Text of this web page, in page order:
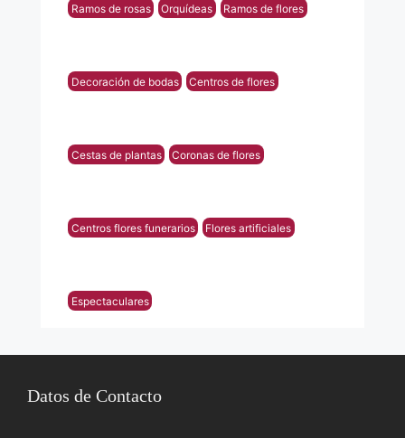
Ramos de rosas Orquídeas Ramos de flores
Decoración de bodas Centros de flores
Cestas de plantas Coronas de flores
Centros flores funerarios Flores artificiales
Espectaculares
Datos de Contacto